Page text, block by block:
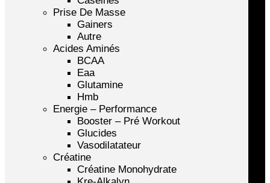
Prise De Masse
Gainers
Autre
Acides Aminés
BCAA
Eaa
Glutamine
Hmb
Energie – Performance
Booster – Pré Workout
Glucides
Vasodilatateur
Créatine
Créatine Monohydrate